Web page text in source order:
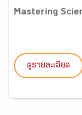
Mastering
ดูรายละเอียด